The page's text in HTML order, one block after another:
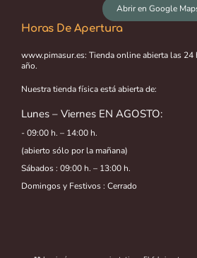
Abrir en Google
Horas De Apertura
www.pimasur.es: Tienda online abierta las
año.
Nuestra tienda física está abierta de:
Lunes – Viernes EN AGOSTO:
- 09:00 h. – 14:00 h.
(abierto sólo por la mañana)
Sábados : 09:00 h. – 13:00 h.
Domingos y Festivos : Cerrado